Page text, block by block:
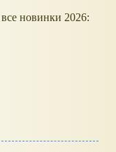
новинки 2026: